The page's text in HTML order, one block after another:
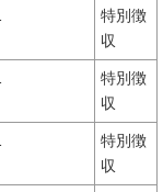
特別徴
収
特別徴
収
特別徴
収